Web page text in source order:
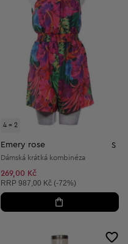
4 = 2
Emery rose S
Dámská krátká kombinéza
269,00 Kč
Doporučená cena:
RRP 987,00 Kč (-72%)